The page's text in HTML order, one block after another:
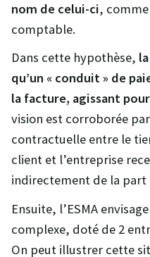
nom de celui-ci,
comptable.
Dans cette hypothèse,
qu’un « conduit » de
la facture, agissant
vision est corroborée
contractuelle entre le
client et l’entreprise
indirectement de la part
Ensuite, l’ESMA
complexe, doté de 2
On peut illustrer cette